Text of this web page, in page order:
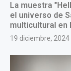
La muestra
el universo de
multicultural en
19 diciembre, 2024